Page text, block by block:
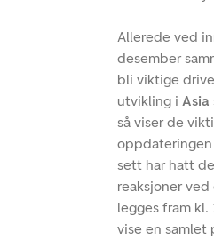
Allerede ved
desember
bli viktige
utvikling i Asia
så viser de
oppdateringen
sett har hatt
reaksjoner ved
legges fram
vise en samlet